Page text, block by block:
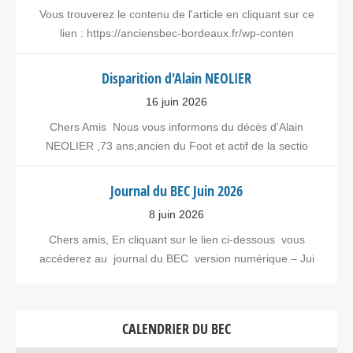
Vous trouverez le contenu de l'article en cliquant sur ce
lien : https://anciensbec-bordeaux.fr/wp-conten
Disparition d'Alain NEOLIER
16 juin 2026
Chers Amis Nous vous informons du décès d'Alain
NEOLIER ,73 ans,ancien du Foot et actif de la sectio
Journal du BEC Juin 2026
8 juin 2026
Chers amis, En cliquant sur le lien ci-dessous vous
accéderez au journal du BEC version numérique – Jui
CALENDRIER DU BEC